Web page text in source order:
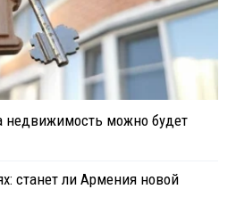
недвижимость можно будет
станет ли Армения новой